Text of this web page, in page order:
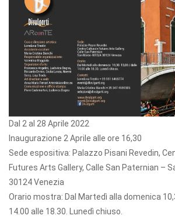
Dal 2 al 28 Aprile 2022
Inaugurazione 2 Aprile alle ore 16,30
Sede espositiva: Palazzo Pisani Revedin,
Futures Arts Gallery, Calle San Paternian –
30124 Venezia
Orario mostra: Dal Martedì alla domenica
14.00 alle 18.30. Lunedì chiuso.